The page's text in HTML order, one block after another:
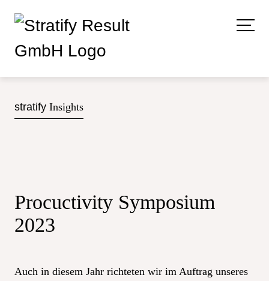
stratify Insights
Procuctivity Symposium
2023
Auch in diesem Jahr richteten wir im Auftrag unseres